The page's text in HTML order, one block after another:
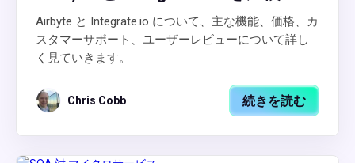
Airbyte と Integrate.io について、主な機能、価格、カ
スタマーサポート、ユーザーレビューについて詳し
く見ていきます。
Chris Cobb 続きを読む